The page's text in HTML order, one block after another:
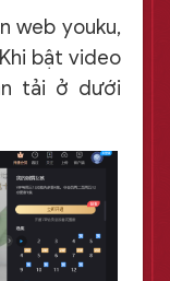
web youku,
bật video
tải ở dưới